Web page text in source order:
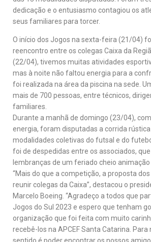
dedicação e o entusiasmo contagiou os
seus familiares para torcer.
O início dos Jogos na sexta-feira (21/04)
reencontro entre os colegas Caixa da
(22/04), tivemos muitas atividades
mas à noite não faltou energia para a
foi realizada na área da piscina na sede.
mais de 700 pessoas, entre técnicos,
familiares.
Durante a manhã de domingo (23/04),
energia, foram disputadas a corrida
modalidades coletivas do futsal e do
foi de despedidas entre os associados,
lembranças de um feriado cheio animação
“Mais do que a competição, a proposta
reunir colegas da Caixa”, destacou o
Marcelo Boeing. “Agradeço a todos que
Jogos do Sul 2023 e espero que tenham
organização que foi feita com muito
recebê-los na APCEF Santa Catarina. Para
sentido é poder encontrar os nossos